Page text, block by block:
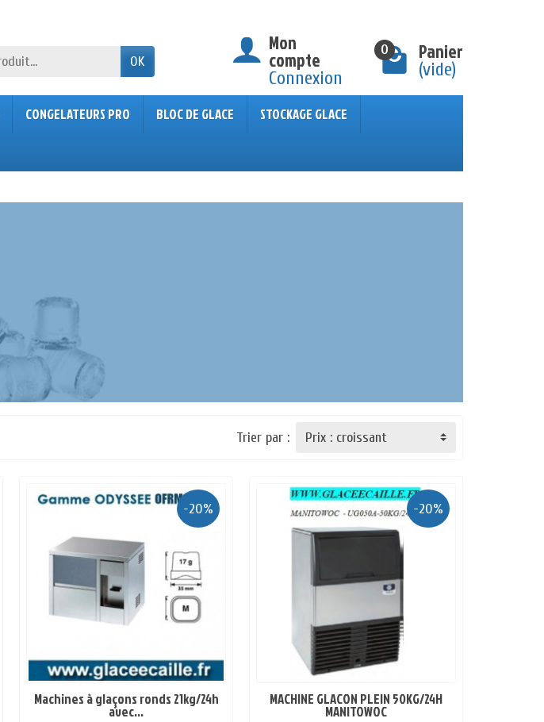
OK
Mon
compte
Connexion
0 Panier
(vide)
CONGELATEURS PRO BLOC DE GLACE STOCKAGE GLACE
Trier par :
-20%
EN STOCK
Machines à glaçons ronds 21kg/24h
avec...
-20%
EN STOCK
MACHINE GLACON PLEIN 50KG/24H
MANITOWOC